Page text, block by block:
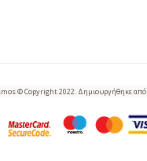
© Copyright 2022. Δημιουργήθηκε από